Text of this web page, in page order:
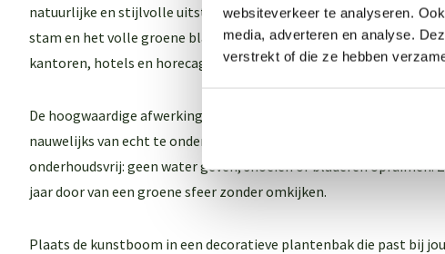
websiteverkeer te analyseren.
media, adverteren en analyse.
verstrekt of die ze hebben
natuurlijke en stijlvolle uitstraling aan iedere ruimte geeft.
stam en het volle groene blad is deze kunstboom een echte
kantoren, hotels en horecagelegenheden.
De hoogwaardige afwerking zorgt voor een realistische uitstraling,
nauwelijks van echt te onderscheiden is. Bovendien is de
onderhoudsvrij: geen water geven, snoeien of bladeren opruimen.
jaar door van een groene sfeer zonder omkijken.
Plaats de kunstboom in een decoratieve plantenbak die past bij